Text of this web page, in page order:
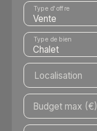
Vente
Type d'offre
Chalet
Type de bien
Localisation
Budget max (€)